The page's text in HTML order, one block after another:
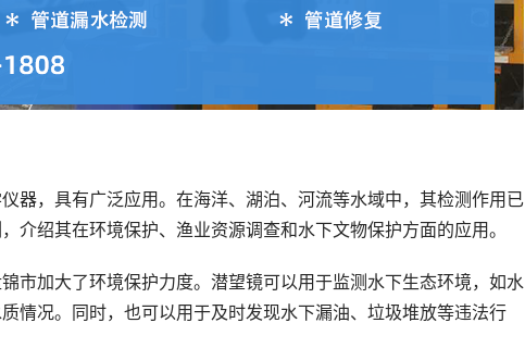
器，具有广泛应用。在海洋、湖泊、河流等水域中，其检测作用已
介绍其在环境保护、渔业资源调查和水下文物保护方面的应用。
市加大了环境保护力度。潜望镜可以用于监测水下生态环境，如水
情况。同时，也可以用于及时发现水下漏油、垃圾堆放等违法行